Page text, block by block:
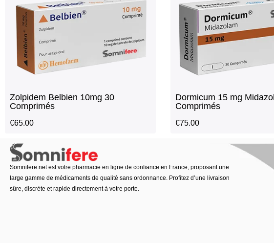
Zolpidem Belbien 10mg 30
Comprimés
€65.00
Dormicum 15 mg
Comprimés
€75.00
Somnifere.net est votre pharmacie en ligne de confiance en France, proposant une
large gamme de médicaments de qualité sans ordonnance. Profitez d’une livraison
sûre, discrète et rapide directement à votre porte.